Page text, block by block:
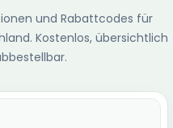
und Rabattcodes für
Kostenlos, übersichtlich